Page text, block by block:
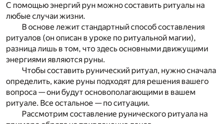
С помощью энергий рун можно составить ритуалы на
любые случаи жизни.
В основе лежит стандартный способ составления
ритуалов (он описан в уроке по ритуальной магии),
разница лишь в том, что здесь основными движущими
энергиями являются руны.
Чтобы составить рунический ритуал, нужно сначала
определить, какие руны подходят для решения вашего
вопроса — они будут основополагающими в вашем
ритуале. Все остальное — по ситуации.
Рассмотрим составление рунического ритуала на